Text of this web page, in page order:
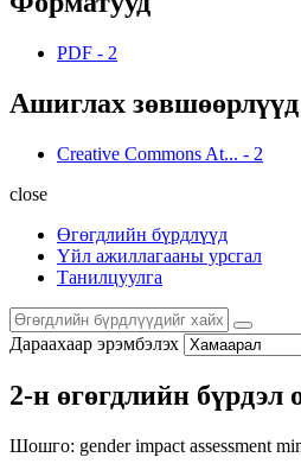
PDF - 2
Ашиглах зөвшөөрлүүд
Creative Commons At... - 2
close
Өгөгдлийн бүрдлүүд
Үйл ажиллагааны урсгал
Танилцуулга
Дараахаар эрэмбэлэх
2-н өгөгдлийн бүрдэл
Шошго: gender impact assessment